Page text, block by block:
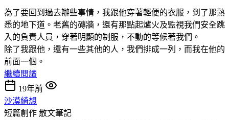
為了要回到過去辦些事情，我跟他穿著輕便的衣服，到了那熟
悉的地下道。老舊的磚牆，還有那點起爐火及監視我們安全跳
入的負責人員，穿著明顯的制服，不動的等候著我們。
除了我跟他，還有一些其他的人，我們排成一列，而我在他的
前面一個。
繼續閱讀
19年前
沙漠綺想
短篇創作 散文筆記